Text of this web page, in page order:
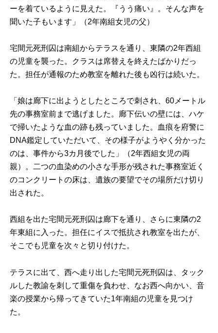
ーを着ているように見えた。『うう痛い』。そんな声を
聞いた子もいます」（2年南組女児の父）
宅間元死刑囚は南組からテラスを通り、東隣の2年西組
の児童を襲った。クラスは席替えを終えたばかりだっ
た。担任が通報のため教室を離れた後も凶行は続いた。
「娘は廊下に出ようとしたところで刺され、60メートル
先の事務室前まで逃げました。廊下伝いの壁には、ハケ
で掃いたような血の跡も残っていました。血痕を府警に
DNA鑑定していただいて、その様子がようやく分かった
のは、事件から3カ月後でした」（2年西組女児の両
親）。二つの血染めの小さな手形が残された事務室近く
のコンクリートの床は、遺族の要望でその場所だけ切り
出された。
西組を出た宅間元死刑囚は廊下を通り、さらに東隣の2
年東組に入った。担任にイスで抵抗され教室を出たが、
そこでも児童を次々と切り付けた。
テラスに出て、西へ走り出した宅間元死刑囚は、タック
ルした教諭を刺して重傷を負わせ、なお西へ向かい、音
楽の授業から帰ってきていた1年南組の児童を見つけ
た。